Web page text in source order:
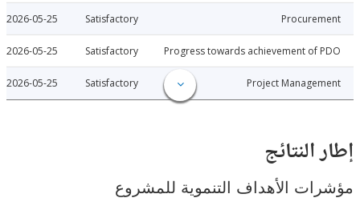
Satisfactory
2026-05-25
Progress towards achievement of
Satisfactory
2026-05-25
Project
Satisfactory
2026-05-25
الأهداف التنموية للمشروع